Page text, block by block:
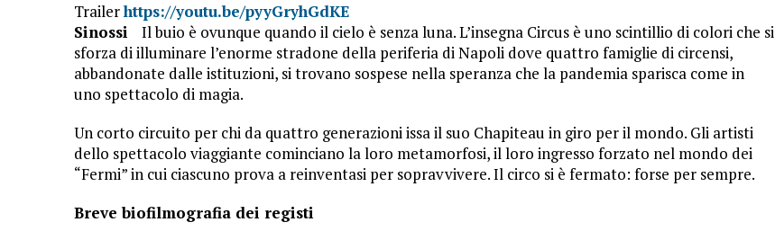
Trailerhttps://youtu.be/pyyGryhGdKE
Sinossi Il buio è ovunque quando il cielo è senza luna. L’insegna Circus è uno scintillio di colori che si
sforza di illuminare l’enorme stradone della periferia di Napoli dove quattro famiglie di circensi,
abbandonate dalle istituzioni, si trovano sospese nella speranza che la pandemia sparisca come in
uno spettacolo di magia.
Un corto circuito per chi da quattro generazioni issa il suo Chapiteau in giro per il mondo. Gli artisti
dello spettacolo viaggiante cominciano la loro metamorfosi, il loro ingresso forzato nel mondo dei
“Fermi” in cui ciascuno prova a reinventasi per sopravvivere. Il circo si è fermato: forse per sempre.
Breve biofilmografia dei registi